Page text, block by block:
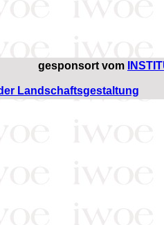
gesponsort vom
Landschaftsgestaltung